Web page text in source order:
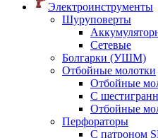
Электроинструменты
Шуруповерты
Сетевые
Болгарки (УШМ)
Отбойные молотки
Отбойные
С
Отбойные
Перфораторы
С патроном